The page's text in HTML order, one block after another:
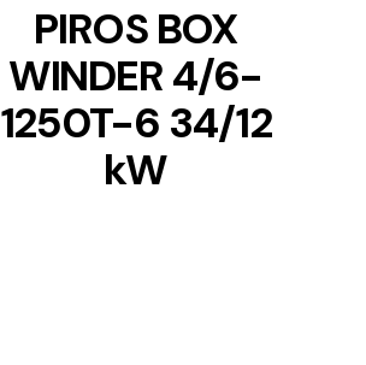
PIROS BOX
WINDER 4/6-
1250T-6 34/12
kW